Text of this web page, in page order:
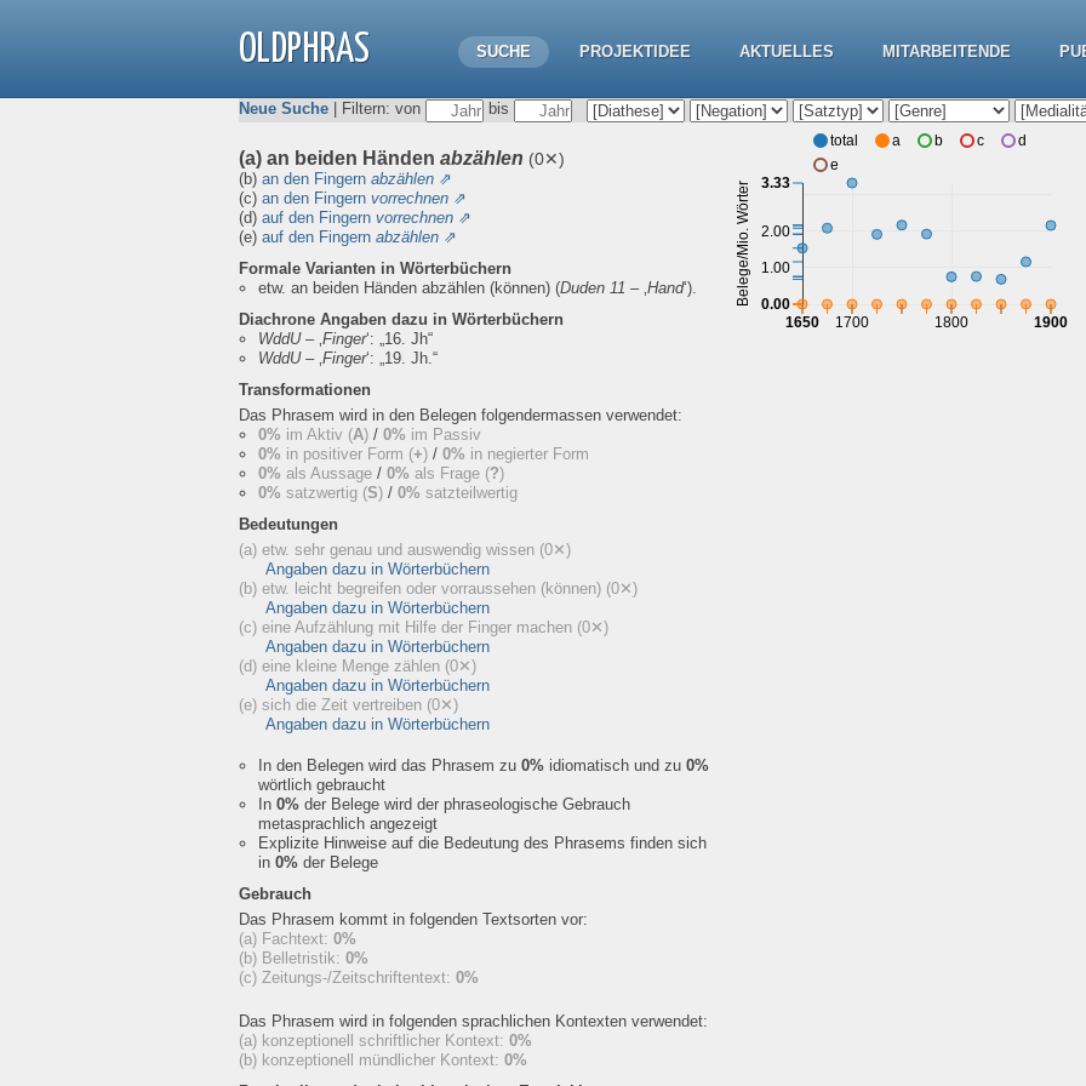
OLDPHRAS SUCHE PROJEKTIDEE AKTUELLES MITARBEITENDE
Neue Suche | Filtern: von bis
(a) an beiden Händen abzählen (0✕)
(b) an den Fingern abzählen ⇗
(c) an den Fingern vorrechnen ⇗
(d) auf den Fingern vorrechnen ⇗
(e) auf den Fingern abzählen ⇗
Formale Varianten in Wörterbüchern
etw. an beiden Händen abzählen (können) (Duden 11 – ‚Hand‘).
Diachrone Angaben dazu in Wörterbüchern
WddU– ‚Finger‘: „16. Jh“
WddU– ‚Finger‘: „19. Jh.“
1700 1800
1650 1900
1.00
2.00
Belege/Mio. Wörter 0.00
3.33
total a b c
d
e
Transformationen
Das Phrasem wird in den Belegen folgendermassen verwendet:
0% im Aktiv (A) / 0% im Passiv
0% in positiver Form (+) / 0% in negierter Form
0% als Aussage / 0% als Frage (?)
0% satzwertig (S) / 0% satzteilwertig
Bedeutungen
(a) etw. sehr genau und auswendig wissen (0✕)
Angaben dazu in Wörterbüchern
(b) etw. leicht begreifen oder vorraussehen (können) (0✕)
Angaben dazu in Wörterbüchern
(c) eine Aufzählung mit Hilfe der Finger machen (0✕)
Angaben dazu in Wörterbüchern
(d) eine kleine Menge zählen (0✕)
Angaben dazu in Wörterbüchern
(e) sich die Zeit vertreiben (0✕)
Angaben dazu in Wörterbüchern
In den Belegen wird das Phrasem zu 0% idiomatisch und zu 0%
wörtlich gebraucht
In 0% der Belege wird der phraseologische Gebrauch
metasprachlich angezeigt
Explizite Hinweise auf die Bedeutung des Phrasems finden sich
in 0% der Belege
Gebrauch
Das Phrasem kommt in folgenden Textsorten vor:
(a) Fachtext: 0%
(b) Belletristik: 0%
(c) Zeitungs-/Zeitschriftentext: 0%
Das Phrasem wird in folgenden sprachlichen Kontexten verwendet:
(a) konzeptionell schriftlicher Kontext: 0%
(b) konzeptionell mündlicher Kontext: 0%